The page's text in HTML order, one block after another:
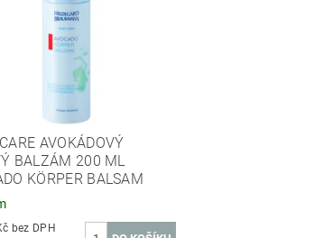
AVOKÁDOVÝ
BALZÁM 200 ML
KÖRPER BALSAM
285,12 Kč bez DPH